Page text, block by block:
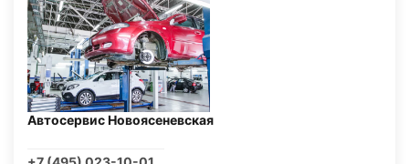
Автосервис Новоясеневская